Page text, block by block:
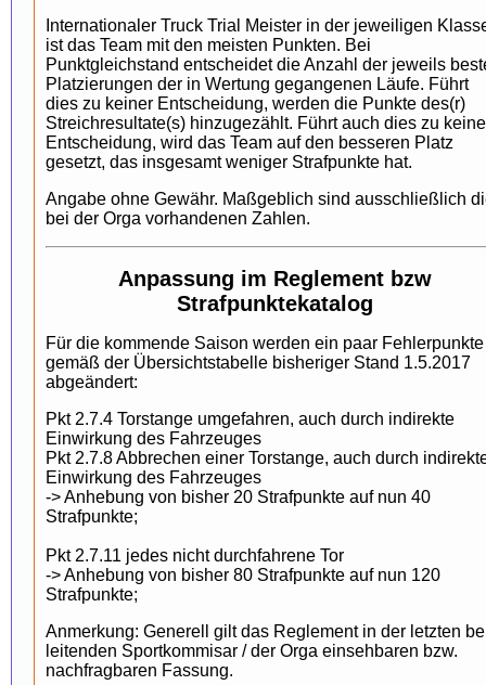
Internationaler Truck Trial Meister in der jeweiligen
ist das Team mit den meisten Punkten. Bei
Punktgleichstand entscheidet die Anzahl der jeweils
Platzierungen der in Wertung gegangenen Läufe. Führt
dies zu keiner Entscheidung, werden die Punkte des(r)
Streichresultate(s) hinzugezählt. Führt auch dies zu
Entscheidung, wird das Team auf den besseren Platz
gesetzt, das insgesamt weniger Strafpunkte hat.
Angabe ohne Gewähr. Maßgeblich sind ausschließlich
bei der Orga vorhandenen Zahlen.
Anpassung im Reglement bzw
Strafpunktekatalog
Für die kommende Saison werden ein paar Fehlerpunkte
gemäß der Übersichtstabelle bisheriger Stand 1.5.2017
abgeändert:
Pkt 2.7.4 Torstange umgefahren, auch durch indirekte
Einwirkung des Fahrzeuges
Pkt 2.7.8 Abbrechen einer Torstange, auch durch
Einwirkung des Fahrzeuges
-> Anhebung von bisher 20 Strafpunkte auf nun 40
Strafpunkte;
Pkt 2.7.11 jedes nicht durchfahrene Tor
-> Anhebung von bisher 80 Strafpunkte auf nun 120
Strafpunkte;
Anmerkung: Generell gilt das Reglement in der letzten
leitenden Sportkommisar / der Orga einsehbaren bzw.
nachfragbaren Fassung.